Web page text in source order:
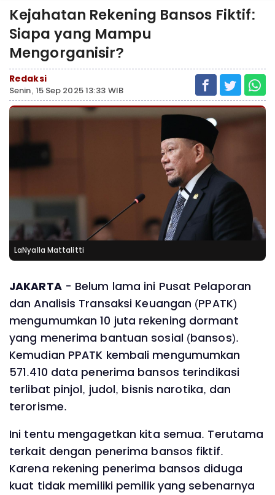
Kejahatan Rekening Bansos Fiktif:
Siapa yang Mampu
Mengorganisir?
Redaksi
Senin, 15 Sep 2025 13:33 WIB
LaNyalla Mattalitti
JAKARTA- Belum lama ini Pusat Pelaporan
dan Analisis Transaksi Keuangan (PPATK)
mengumumkan 10 juta rekening dormant
yang menerima bantuan sosial (bansos).
Kemudian PPATK kembali mengumumkan
571.410 data penerima bansos terindikasi
terlibat pinjol, judol, bisnis narotika, dan
terorisme.
Ini tentu mengagetkan kita semua. Terutama
terkait dengan penerima bansos fiktif.
Karena rekening penerima bansos diduga
kuat tidak memiliki pemilik yang sebenarnya